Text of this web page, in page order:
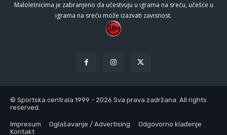
Maloletnicima je zabranjeno da učestvuju u igrama na sreću, učešće u
igrama na sreću može izazvati zavisnost.
© Sportska centrala 1999 - 2026 Sva prava zadržana. All rights
reserved.
Impresum Oglašavanje / Advertising
Odgovorno klađenje
Kontakt